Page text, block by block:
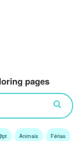
pages
Animais Férias